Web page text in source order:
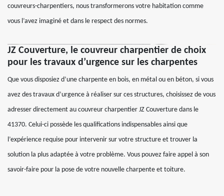
couvreurs-charpentiers, nous transformerons votre habitation comme
vous l’avez imaginé et dans le respect des normes.
JZ Couverture, le couvreur charpentier de choix
pour les travaux d’urgence sur les charpentes
Que vous disposiez d’une charpente en bois, en métal ou en béton, si vous
avez des travaux d’urgence à réaliser sur ces structures, choisissez de vous
adresser directement au couvreur charpentier JZ Couverture dans le
41370. Celui-ci possède les qualifications indispensables ainsi que
l’expérience requise pour intervenir sur votre structure et trouver la
solution la plus adaptée à votre problème. Vous pouvez faire appel à son
savoir-faire pour la pose de votre nouvelle charpente et toiture.